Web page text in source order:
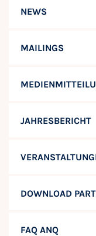
NEWS
MAILINGS
JAHRESBERICHT
DOWNLOAD
FAQ ANQ